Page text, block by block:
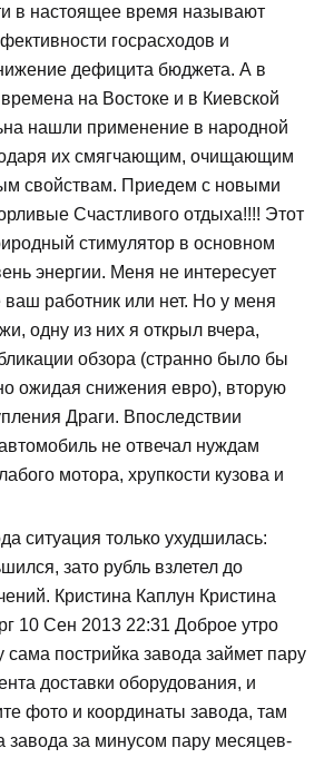
в настоящее время называют
госрасходов и
дефицита бюджета. А в
на Востоке и в Киевской
нашли применение в народной
их смягчающим, очищающим
свойствам. Приедем с новыми
Счастливого отдыха!!!! Этот
стимулятор в основном
энергии. Меня не интересует
работник или нет. Но у меня
одну из них я открыл вчера,
обзора (странно было бы
ожидая снижения евро), вторую
Драги. Впоследствии
не отвечал нуждам
мотора, хрупкости кузова и
ситуация только ухудшилась:
зато рубль взлетел до
Кристина Каплун Кристина
10 Сен 2013 22:31 Доброе утро
пострийка завода займет пару
доставки оборудования, и
фото и координаты завода, там
завода за минусом пару месяцев-